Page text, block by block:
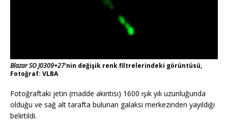
Blazar SO J0309+27‘nin değişik renk filtrelerindeki görüntüsü,
Fotoğraf: VLBA
Fotoğraftaki jetin (madde akıntısı) 1600 ışık yılı uzunluğunda
olduğu ve sağ alt tarafta bulunan galaksi merkezinden yayıldığı
belirtildi.